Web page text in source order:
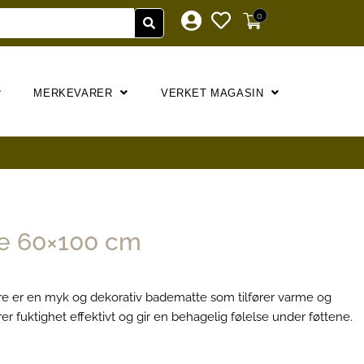
0
MERKEVARER VERKET MAGASIN
60×100 cm
er en myk og dekorativ badematte som tilfører varme og
fuktighet effektivt og gir en behagelig følelse under føttene.